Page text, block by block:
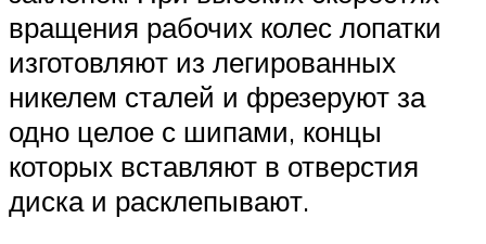
вращения рабочих колес лопатки
изготовляют из легированных
никелем сталей и фрезеруют за
одно целое с шипами, концы
которых вставляют в отверстия
диска и расклепывают.